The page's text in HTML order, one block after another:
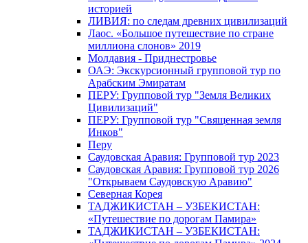
историей
ЛИВИЯ: по следам древних цивилизаций
Лаос. «Большое путешествие по стране
миллиона слонов» 2019
Молдавия - Приднестровье
ОАЭ: Экскурсионный групповой тур по
Арабским Эмиратам
ПЕРУ: Групповой тур "Земля Великих
Цивилизаций"
ПЕРУ: Групповой тур "Священная земля
Инков"
Перу
Саудовская Аравия: Групповой тур 2023
Саудовская Аравия: Групповой тур 2026
"Открываем Саудовскую Аравию"
Северная Корея
ТАДЖИКИСТАН – УЗБЕКИСТАН:
«Путешествие по дорогам Памира»
ТАДЖИКИСТАН – УЗБЕКИСТАН: